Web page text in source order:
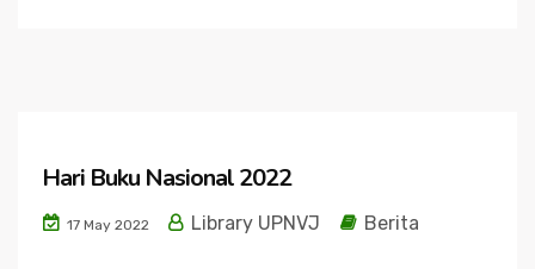
Hari Buku Nasional 2022
17 May 2022 Library UPNVJ Berita